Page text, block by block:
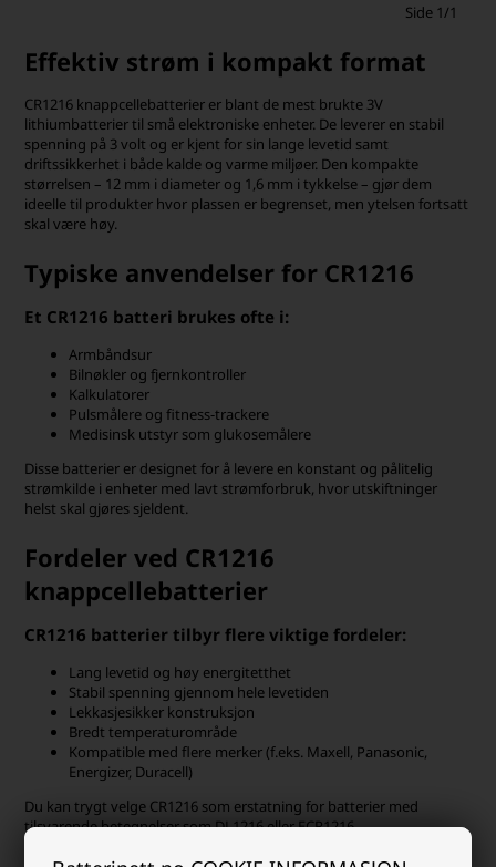
Side 1/1
Effektiv strøm i kompakt format
CR1216 knappcellebatterier er blant de mest brukte 3V
lithiumbatterier til små elektroniske enheter. De leverer en stabil
spenning på 3 volt og er kjent for sin lange levetid samt
driftssikkerhet i både kalde og varme miljøer. Den kompakte
størrelsen – 12 mm i diameter og 1,6 mm i tykkelse – gjør dem
ideelle til produkter hvor plassen er begrenset, men ytelsen fortsatt
skal være høy.
Typiske anvendelser for CR1216
Et CR1216 batteri brukes ofte i:
Armbåndsur
Bilnøkler og fjernkontroller
Kalkulatorer
Pulsmålere og fitness-trackere
Medisinsk utstyr som glukosemålere
Disse batterier er designet for å levere en konstant og pålitelig
strømkilde i enheter med lavt strømforbruk, hvor utskiftninger
helst skal gjøres sjeldent.
Fordeler ved CR1216
knappcellebatterier
CR1216 batterier tilbyr flere viktige fordeler:
Lang levetid og høy energitetthet
Stabil spenning gjennom hele levetiden
Lekkasjesikker konstruksjon
Bredt temperaturområde
Kompatible med flere merker (f.eks. Maxell, Panasonic,
Energizer, Duracell)
Du kan trygt velge CR1216 som erstatning for batterier med
tilsvarende betegnelser som DL1216 eller ECR1216.